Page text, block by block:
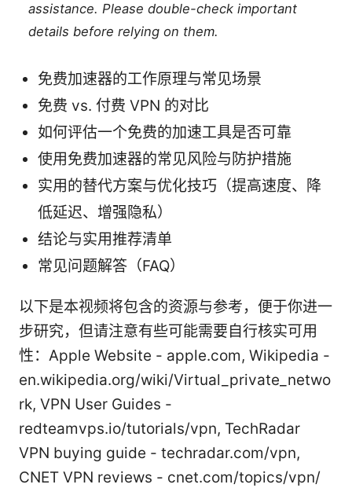
assistance. Please double-check important
details before relying on them.
免费加速器的工作原理与常见场景
免费 vs. 付费 VPN 的对比
如何评估一个免费的加速工具是否可靠
使用免费加速器的常见风险与防护措施
实用的替代方案与优化技巧（提高速度、降
低延迟、增强隐私）
结论与实用推荐清单
常见问题解答（FAQ）
以下是本视频将包含的资源与参考，便于你进一
步研究，但请注意有些可能需要自行核实可用
性：Apple Website - apple.com, Wikipedia -
en.wikipedia.org/wiki/Virtual_private_netwo
rk, VPN User Guides -
redteamvps.io/tutorials/vpn, TechRadar
VPN buying guide - techradar.com/vpn,
CNET VPN reviews - cnet.com/topics/vpn/